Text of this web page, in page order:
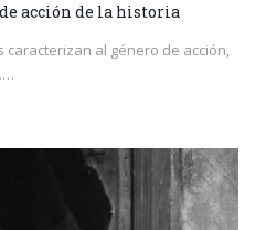
acción de la historia
al género de acción,